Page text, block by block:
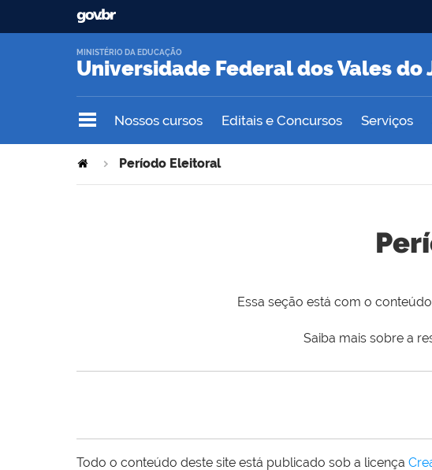
Universidade Federal dos Vales
MINISTÉRIO DA EDUCAÇÃO
Nossos cursos Editais e Concursos Serviços
Período Eleitoral
Essa seção está com o
Saiba mais sobre a
Todo o conteúdo deste site está publicado sob a licença